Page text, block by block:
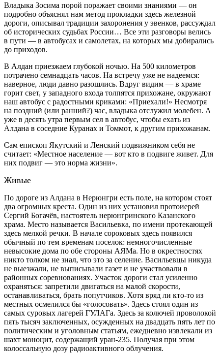
Владыка Зосима порой поражает своими знаниями — он
подробно объяснял нам метод прокладки здесь железной
дороги, описывал традиции захоронения у эвенков, рассуждал
об исторических судьбах России… Все эти разговоры велись
в пути — в автобусах и самолетах, на которых мы добирались
до приходов.
В Алдан приезжаем глубокой ночью. На 500 километров
потрачено семнадцать часов. На встречу уже не надеемся:
наверное, люди давно разошлись. Вдруг видим — в храме
горит свет, у западного входа толпятся прихожане, окружают
наш автобус с радостными криками: «Приехали!» Несмотря
на поздний (или ранний?) час, владыка отслужил молебен. А
уже в десять утра первым сел в автобус, чтобы ехать из
Алдана в соседние Куранах и Томмот, к другим прихожанам.
Сам епископ Якутский и Ленский подвижником себя не
считает: «Местное население — вот кто в подвиге живет. Для
них подвиг — это норма жизни».
Живые
По дороге из Алдана в Нерюнгри есть поле, на котором стоят
два огромных креста. Один из них установил протоиерей
Сергий Богачёв, настоятель нерюнгринского Казанского
храма. Место называется Васильевка, по имени протекающей
здесь мелкой речки. В начале сороковых здесь появился
обычный по тем временам поселок: немногочисленные
невысокие дома по обе стороны АЯМа. Но в окрестностях
никто толком не знал, что это за селение. Васильевцы никуда
не выезжали, не выписывали газет и не участвовали в
районных соревнованиях. Участок дороги стал усиленно
охраняться: запретили двигаться на малой скорости,
останавливаться, брать попутчиков. Хотя вряд ли кто-то из
местных осмелился бы «голосовать». Здесь стоял один из
самых суровых лагерей ГУЛАГа. Здесь за колючей проволокой
пять тысяч заключенных, осужденных на двадцать пять лет по
политическим и уголовным статьям, ежедневно извлекали из
шахт моноцит, содержащий уран-235. Получая при этом
колоссальную дозу радиоактивного облучения.